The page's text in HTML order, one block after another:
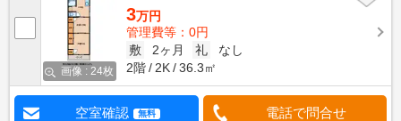
画像 : 24枚
3万円
管理費等：0円
敷
2ヶ月 礼
なし
2階
2K 36.3㎡
空室確認 無料 電話で問合せ